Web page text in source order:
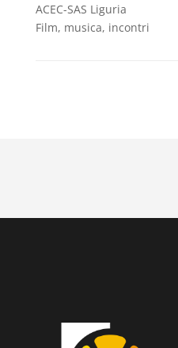
ACEC-SAS Liguria
Film, musica, incontri